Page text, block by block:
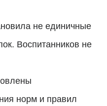
не единичные
Воспитанников не
норм и правил